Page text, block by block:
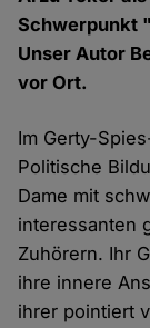
Schwerpunkt
Unser Autor
vor Ort.
Im Gerty-
Politische
Dame mit
interessanten
Zuhörern. Ihr
ihre innere
ihrer pointiert